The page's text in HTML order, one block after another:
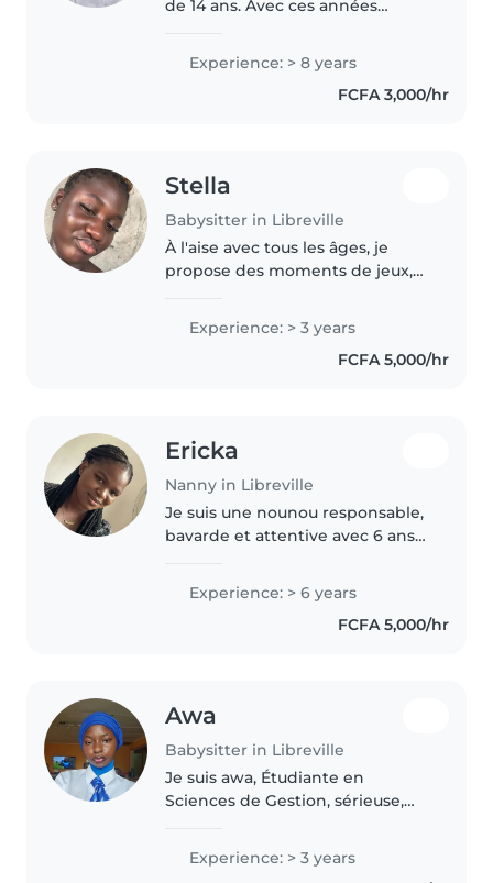
de 14 ans. Avec ces années
des tout-petits jusqu'aux écoliers.
Je propose la lecture, des
activités manuelles et..
Experience: > 8 years
FCFA 3,000/hr
Stella
Babysitter in Libreville
À l'aise avec tous les âges, je
propose des moments de jeux,
sourire et mes jeux préférés. Je
gère aussi cuisine et aide aux
devoirs sans problème.
Experience: > 3 years
FCFA 5,000/hr
Ericka
Nanny in Libreville
Je suis une nounou responsable,
bavarde et attentive avec 6 ans
spécialisée avec les bébés, les
tout-petits et les enfants d'âge
Experience: > 6 years
FCFA 5,000/hr
Awa
Babysitter in Libreville
Je suis awa, Étudiante en
Sciences de Gestion, sérieuse,
d'enfants, entretien et service à
Experience: > 3 years